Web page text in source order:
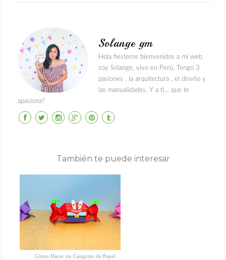
Solange gm
Hola fiesteros bienvenidos a mi web
soy Solange, vivo en Perú. Tengo 3
pasiones , la arquitectura , el diseño y
las manualidades. Y a ti... que te
apasiona?
También te puede interesar
Cómo Hacer un Cangrejo de Papel